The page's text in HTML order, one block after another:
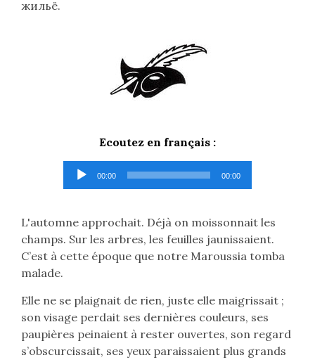
жильё.
Ecoutez en français :
Lecteur
audio
00:00 00:00
L'automne approchait. Déjà on moissonnait les
champs. Sur les arbres, les feuilles jaunissaient.
C’est à cette époque que notre Maroussia tomba
malade.
Elle ne se plaignait de rien, juste elle maigrissait ;
son visage perdait ses dernières couleurs, ses
paupières peinaient à rester ouvertes, son regard
s’obscurcissait, ses yeux paraissaient plus grands